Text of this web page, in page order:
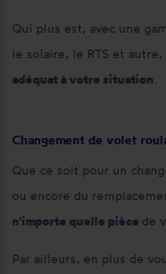
Qui plus est, avec une
le solaire, le RTS et
adéquat à votre situation
Changement de volet
Que ce soit pour un
ou encore du
n'importe quelle pièce de
Par ailleurs, en plus de